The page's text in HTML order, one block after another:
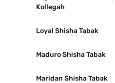
Kollegah
Loyal Shisha Tabak
Maduro Shisha Tabak
Maridan Shisha Tabak